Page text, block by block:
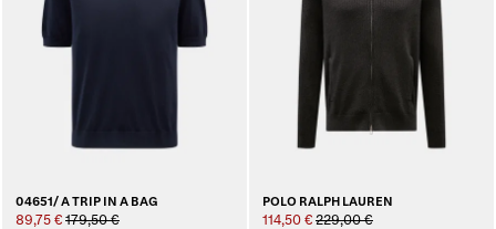
04651/ A TRIP IN A BAG
89,75 € 179,50 €
POLO RALPH LAUREN
114,50 € 229,00 €